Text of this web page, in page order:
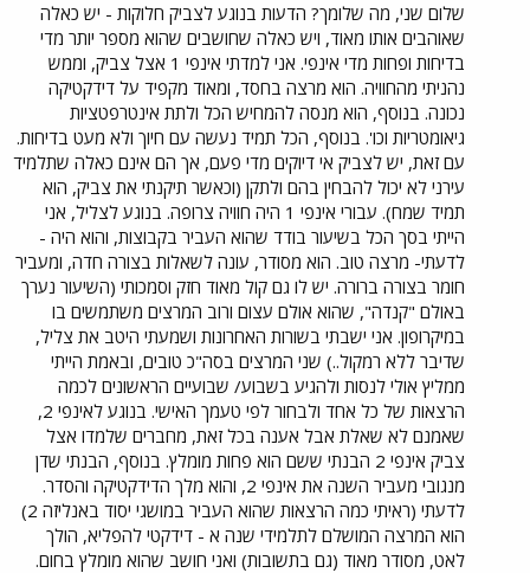
שלום שני, מה שלומך? הדעות בנוגע לצביק חלוקות - יש כאלה
שאוהבים אותו מאוד, ויש כאלה שחושבים שהוא מספר יותר מדי
בדיחות ופחות מדי אינפי. אני למדתי אינפי 1 אצל צביק, וממש
נהניתי מהחוויה. הוא מרצה בחסד, ומאוד מקפיד על דידקטיקה
נכונה. בנוסף, הוא מנסה להמחיש הכל ולתת אינטרפטציות
גיאומטריות וכו'. בנוסף, הכל תמיד נעשה עם חיוך ולא מעט בדיחות.
עם זאת, יש לצביק אי דיוקים מדי פעם, אך הם אינם כאלה שתלמיד
עירני לא יכול להבחין בהם ולתקן (וכאשר תיקנתי את צביק, הוא
תמיד שמח). עבורי אינפי 1 היה חוויה צרופה. בנוגע לצליל, אני
הייתי בסך הכל בשיעור בודד שהוא העביר בקבוצות, והוא היה -
לדעתי- מרצה טוב. הוא מסודר, עונה לשאלות בצורה חדה, ומעביר
חומר בצורה ברורה. יש לו גם קול מאוד חזק וסמכותי (השיעור נערך
באולם "קנדה", שהוא אולם עצום ורוב המרצים משתמשים בו
במיקרופון. אני ישבתי בשורות האחרונות ושמעתי היטב את צליל,
שדיבר ללא רמקול..) שני המרצים בסה"כ טובים, ובאמת הייתי
ממליץ אולי לנסות ולהגיע בשבוע/ שבועיים הראשונים לכמה
הרצאות של כל אחד ולבחור לפי טעמך האישי. בנוגע לאינפי 2,
שאמנם לא שאלת אבל אענה בכל זאת, מחברים שלמדו אצל
צביק אינפי 2 הבנתי ששם הוא פחות מומלץ. בנוסף, הבנתי שדן
מנגובי מעביר השנה את אינפי 2, והוא מלך הדידקטיקה והסדר.
לדעתי (ראיתי כמה הרצאות שהוא העביר במושגי יסוד באנליזה 2)
הוא המרצה המושלם לתלמידי שנה א - דידקטי להפליא, הולך
לאט, מסודר מאוד (גם בתשובות) ואני חושב שהוא מומלץ בחום.